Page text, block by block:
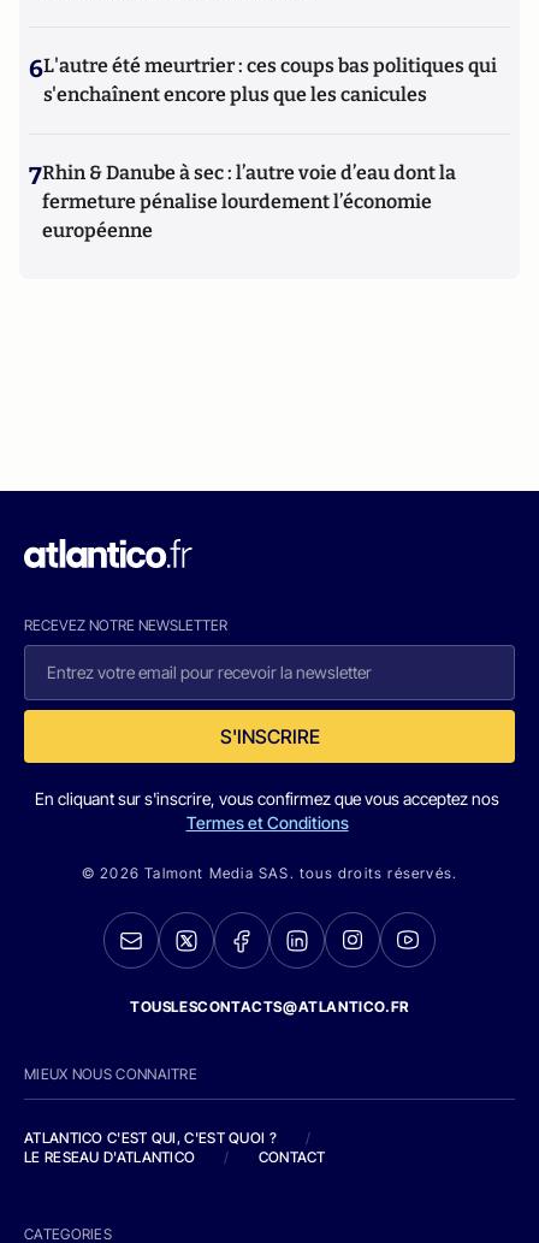
6L'autre été meurtrier : ces coups bas politiques qui
s'enchaînent encore plus que les canicules
7Rhin & Danube à sec : l’autre voie d’eau dont la
fermeture pénalise lourdement l’économie
européenne
RECEVEZ NOTRE NEWSLETTER
S'INSCRIRE
En cliquant sur s'inscrire, vous confirmez que vous acceptez nos
Termes et Conditions
© 2026 Talmont Media SAS. tous droits réservés.
TOUSLESCONTACTS@ATLANTICO.FR
MIEUX NOUS CONNAITRE
ATLANTICO C'EST QUI, C'EST QUOI ?
/
LE RESEAU D'ATLANTICO
/ CONTACT
CATEGORIES